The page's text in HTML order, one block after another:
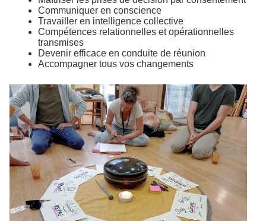
Communiquer en conscience
Travailler en intelligence collective
Compétences relationnelles et opérationnelles
transmises
Devenir efficace en conduite de réunion
Accompagner tous vos changements